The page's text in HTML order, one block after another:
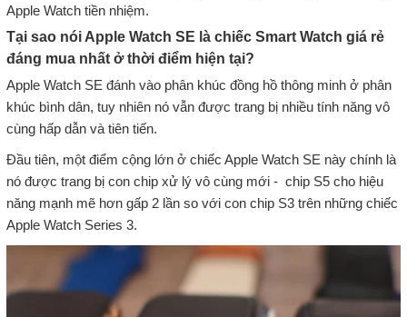
Apple Watch tiền nhiệm.
Tại sao nói Apple Watch SE là chiếc Smart Watch giá rẻ
đáng mua nhất ở thời điểm hiện tại?
Apple Watch SE đánh vào phân khúc đồng hồ thông minh ở phân
khúc bình dân, tuy nhiên nó vẫn được trang bị nhiều tính năng vô
cùng hấp dẫn và tiên tiến.
Đầu tiên, một điểm cộng lớn ở chiếc Apple Watch SE này chính là
nó được trang bị con chip xử lý vô cùng mới - chip S5 cho hiệu
năng mạnh mẽ hơn gấp 2 lần so với con chip S3 trên những chiếc
Apple Watch Series 3.